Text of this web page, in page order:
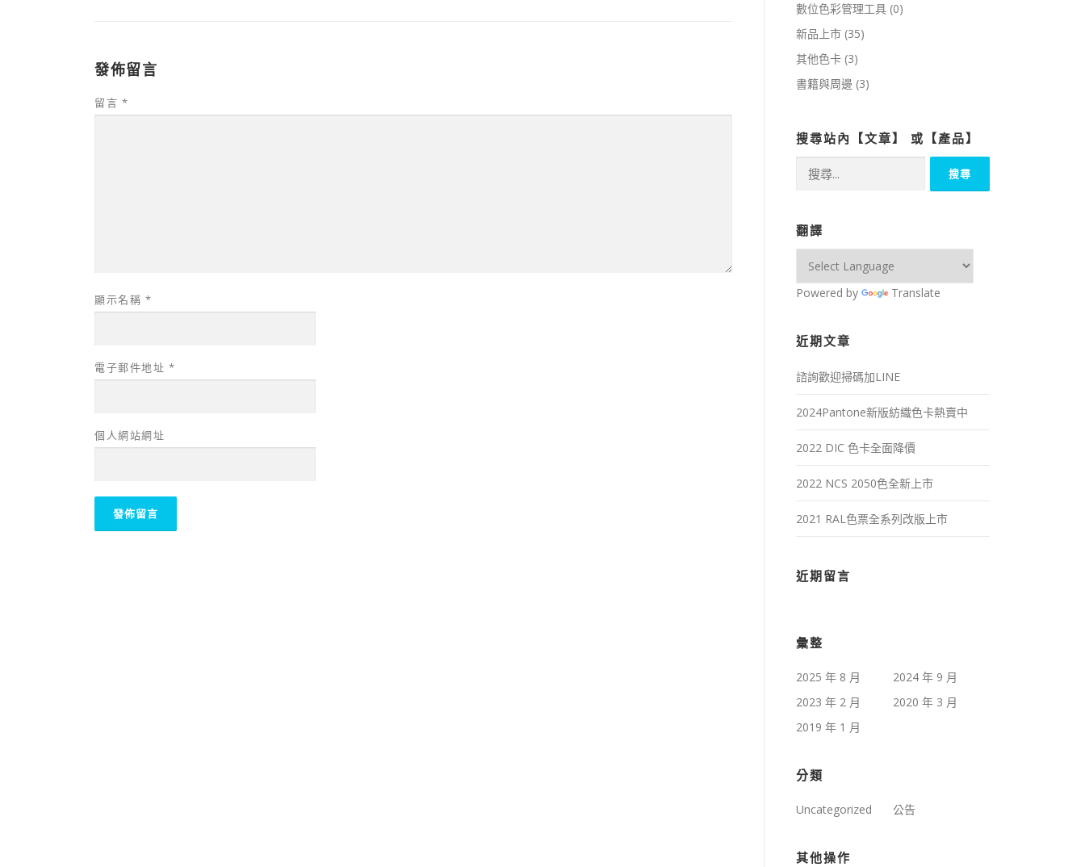
發佈留言
留言 *
顯示名稱 *
電子郵件地址 *
個人網站網址
數位色彩管理工具 (0)
新品上市 (35)
其他色卡 (3)
書籍與周邊 (3)
搜尋站內【文章】 或【產品】
鍵
字:
翻譯
Powered by Translate
近期文章
諮詢歡迎掃碼加LINE
2024Pantone新版紡織色卡熱賣中
2022 DIC 色卡全面降價
2022 NCS 2050色全新上市
2021 RAL色票全系列改版上市
近期留言
彙整
2025 年 8 月
2024 年 9 月
2023 年 2 月
2020 年 3 月
2019 年 1 月
分類
Uncategorized 公告
其他操作